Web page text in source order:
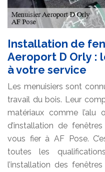
Installation de
Aeroport D Orly :
à votre service
Les menuisiers sont
travail du bois. Leur
matériaux comme
d’installation de
vous fier à AF Pose.
toutes les
l’installation des